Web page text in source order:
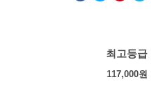
최고등급
117,000원